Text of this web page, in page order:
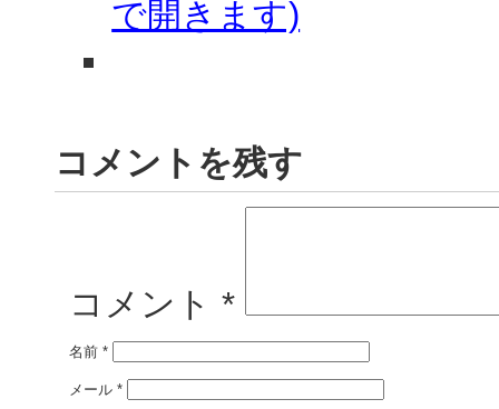
で開きます)
コメントを残す
コメント *
名前 *
メール *